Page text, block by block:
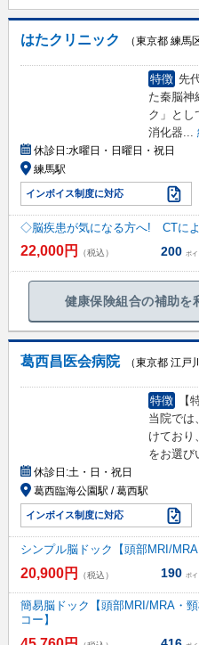
はたクリニック
（東京都 練馬
特徴 先
た秦脳神
ク」とし
消化器
休診日:水曜日・日曜日・祝日
練馬駅
インボイス制度に対応
◇脳疾患が気になる方へ! CTに
22,000円 （税込） 200 ポイ
健康保険組合の補助を
葛西昌医会病院
（東京都 江戸
特徴
【
当院では
けており
をお選び
休診日:土・日・祝日
葛西臨海公園駅 / 葛西駅
インボイス制度に対応
シンプル脳ドック【頭部MRI/MRA
20,900円 （税込） 190 ポイ
簡易脳ドック【頭部MRI/MRA・
コー】